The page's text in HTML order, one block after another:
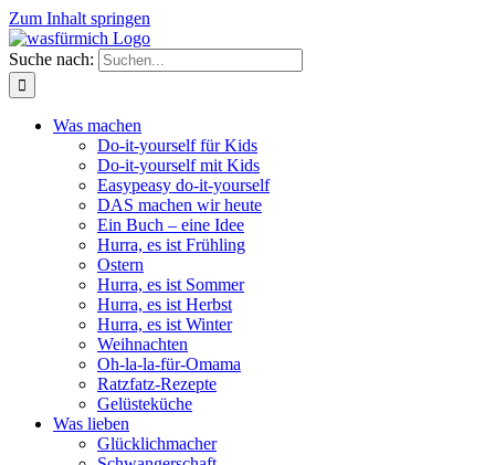
Zum Inhalt springen
Suche nach:
Was machen
Do-it-yourself für Kids
Do-it-yourself mit Kids
Easypeasy do-it-yourself
DAS machen wir heute
Ein Buch – eine Idee
Hurra, es ist Frühling
Ostern
Hurra, es ist Sommer
Hurra, es ist Herbst
Hurra, es ist Winter
Weihnachten
Oh-la-la-für-Omama
Ratzfatz-Rezepte
Gelüsteküche
Was lieben
Glücklichmacher